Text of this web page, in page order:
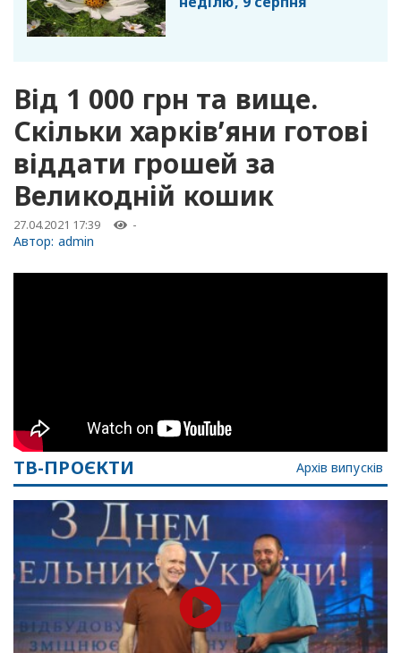
Від 1 000 грн та вище.
Скільки харків’яни готові
віддати грошей за
Великодній кошик
27.04.2021 17:39 -
Автор: admin
ТВ-ПРОЄКТИ Архів випусків